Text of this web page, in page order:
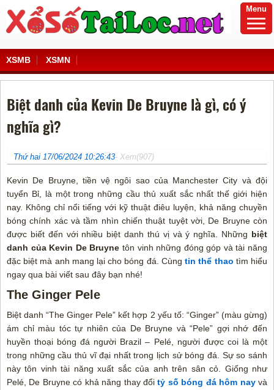
Menu
XSMB XSMN
Biệt danh của Kevin De Bruyne là gì, có ý
nghĩa gì?
Thứ hai 17/06/2024 10:26:43- Xem(907)
Kevin De Bruyne, tiền vệ ngôi sao của Manchester City và đội
tuyển Bỉ, là một trong những cầu thủ xuất sắc nhất thế giới hiện
nay. Không chỉ nổi tiếng với kỹ thuật điêu luyện, khả năng chuyền
bóng chính xác và tầm nhìn chiến thuật tuyệt vời, De Bruyne còn
được biết đến với nhiều biệt danh thú vị và ý nghĩa. Những biệt
danh của Kevin De Bruyne tôn vinh những đóng góp và tài năng
đặc biệt mà anh mang lại cho bóng đá. Cùngtin thể thao tìm hiểu
ngay qua bài viết sau đây bạn nhé!
The Ginger Pele
Biệt danh “The Ginger Pele” kết hợp 2 yếu tố: “Ginger” (màu gừng)
ám chỉ màu tóc tự nhiên của De Bruyne và “Pele” gợi nhớ đến
huyền thoại bóng đá người Brazil – Pelé, người được coi là một
trong những cầu thủ vĩ đại nhất trong lịch sử bóng đá. Sự so sánh
này tôn vinh tài năng xuất sắc của anh trên sân cỏ. Giống như
Pelé, De Bruyne có khả năng thay đổitỷ số bóng đá hôm nayvà